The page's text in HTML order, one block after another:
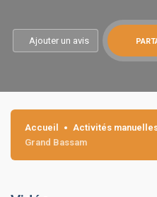
Ajouter un avis
Accueil Activités
Grand Bassam